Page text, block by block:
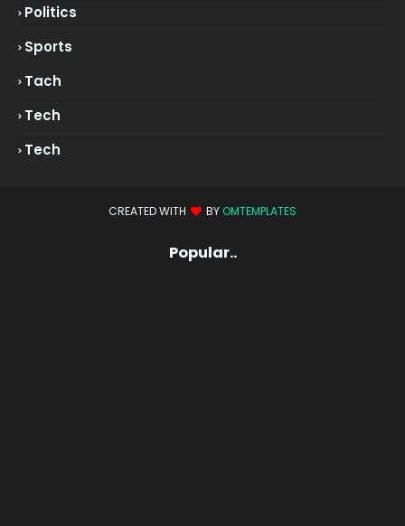
Politics
Sports
Tach
Tech
Tech
CREATED WITH BY OMTEMPLATES
Popular..